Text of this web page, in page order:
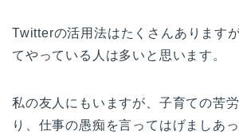
Twitterの活用法はたくさんあります
てやっている人は多いと思います。
私の友人にもいますが、子育ての苦
り、仕事の愚痴を言ってはげましあっ